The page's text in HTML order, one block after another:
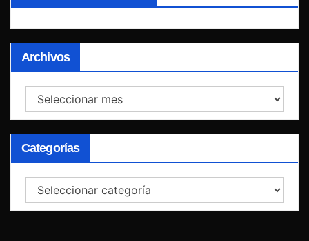
Archivos
Archivos
Categorías
Categorías